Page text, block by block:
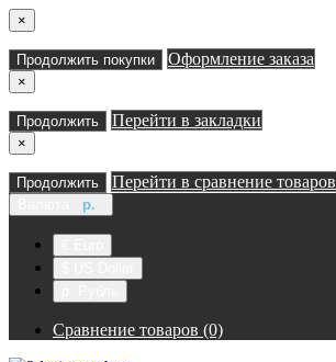
×
Продолжить покупки Оформление заказа
×
Продолжить Перейти в закладки
×
Продолжить Перейти в сравнение товаров
р.
Сравнение товаров (0)